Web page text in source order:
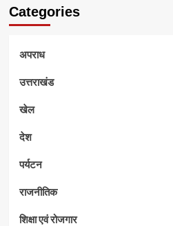
Categories
अपराध
उत्तराखंड
खेल
देश
पर्यटन
राजनीतिक
शिक्षा एवं रोजगार